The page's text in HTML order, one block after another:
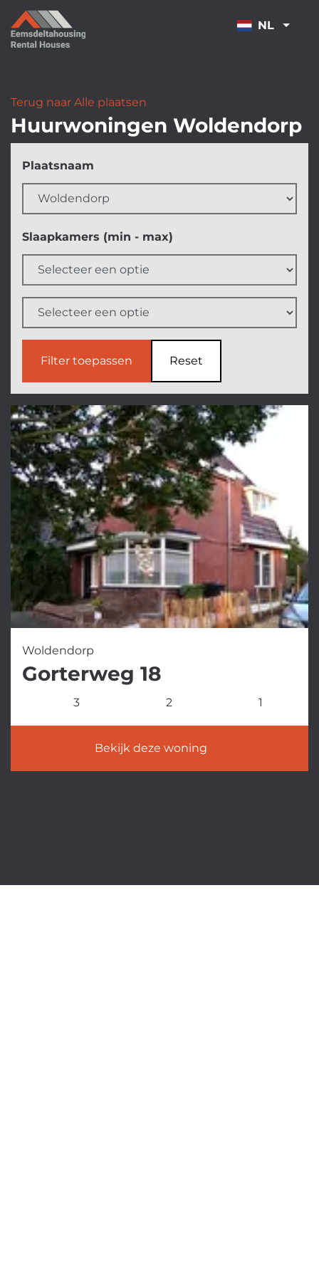
OVERSLAAN
NL
Terug naar Alle plaatsen
Huurwoningen Woldendorp
Filters
Plaatsnaam
Slaapkamers (min - max)
Filter toepassen Reset
Woldendorp
Gorterweg 18
3 2 1
Bekijk deze woning